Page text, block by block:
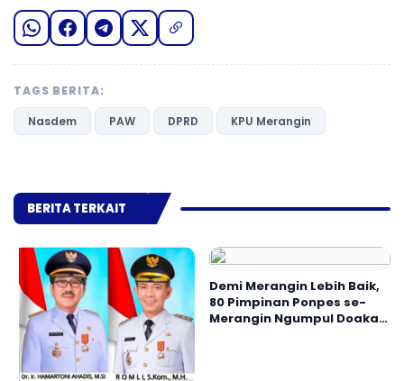
TAGS BERITA:
Nasdem
PAW DPRD KPU Merangin
BERITA TERKAIT
Demi Merangin Lebih Baik,
80 Pimpinan Ponpes se-
Merangin Ngumpul Doakan